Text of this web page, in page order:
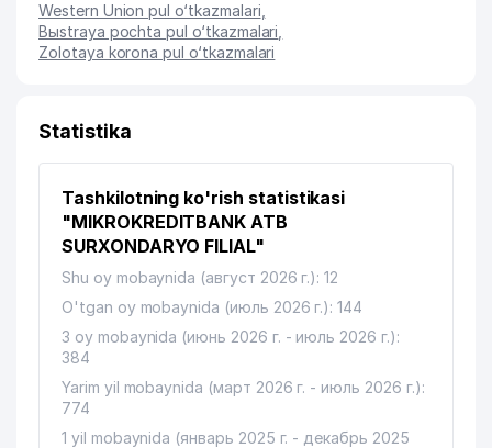
Western Union pul o‘tkazmalari
Bыstraya pochta pul o‘tkazmalari
Zolotaya korona pul o‘tkazmalari
Statistika
Tashkilotning ko'rish statistikasi
"MIKROKREDITBANK ATB
SURXONDARYO FILIAL"
Shu oy mobaynida (август 2026 г.): 12
O'tgan oy mobaynida (июль 2026 г.): 144
3 oy mobaynida (июнь 2026 г. - июль 2026 г.):
384
Yarim yil mobaynida (март 2026 г. - июль 2026 г.):
774
1 yil mobaynida (январь 2025 г. - декабрь 2025